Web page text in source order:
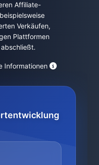
Affiliate-
Verkäufen,
Plattformen
Informationen